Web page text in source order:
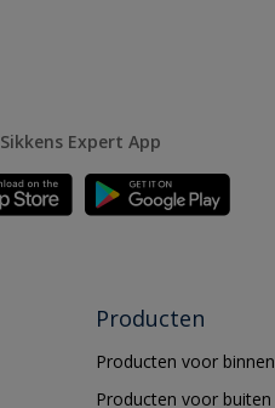
Sikkens Expert App
Producten
Producten voor binnen
Producten voor buiten